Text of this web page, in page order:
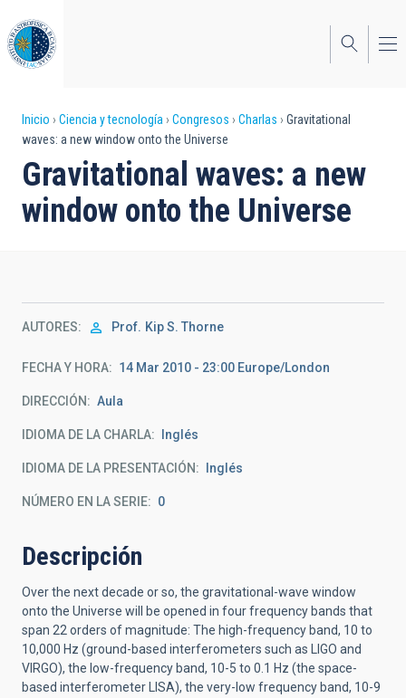
al
contenido
principal
Sobrescribir
enlaces
de
ayuda
navegación
Inicio Ciencia y tecnología Congresos Charlas
Gravitational
waves: a new window onto the Universe
Gravitational waves: a new
window onto the Universe
AUTORES Prof. Kip S. Thorne
FECHA Y HORA 14 Mar 2010 - 23:00 Europe/London
DIRECCIÓN Aula
IDIOMA DE LA CHARLA Inglés
IDIOMA DE LA PRESENTACIÓN Inglés
NÚMERO EN LA SERIE 0
Descripción
Over the next decade or so, the gravitational-wave window
onto the Universe will be opened in four frequency bands that
span 22 orders of magnitude: The high-frequency band, 10 to
10,000 Hz (ground-based interferometers such as LIGO and
VIRGO), the low-frequency band, 10-5 to 0.1 Hz (the space-
based interferometer LISA), the very-low frequency band, 10-9